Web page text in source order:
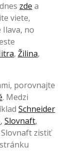
zde a
viete,
Ilava, no
, Žilina,
porovnajte
. Medzi
Schneider
, Slovnaft,
Slovnaft zistiť